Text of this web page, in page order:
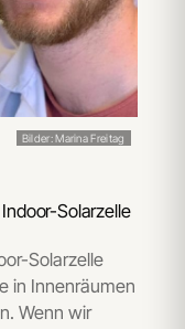
Bilder: Marina Freitag
Solarzelle
Solarzelle
in Innenräumen
Wenn wir